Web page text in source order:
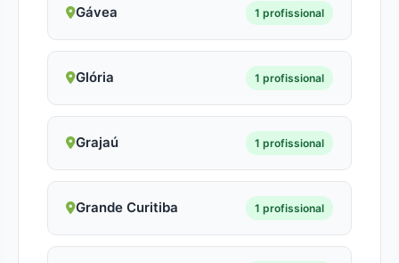
Gávea 1 profissional
Glória 1 profissional
Grajaú 1 profissional
Grande Curitiba 1 profissional